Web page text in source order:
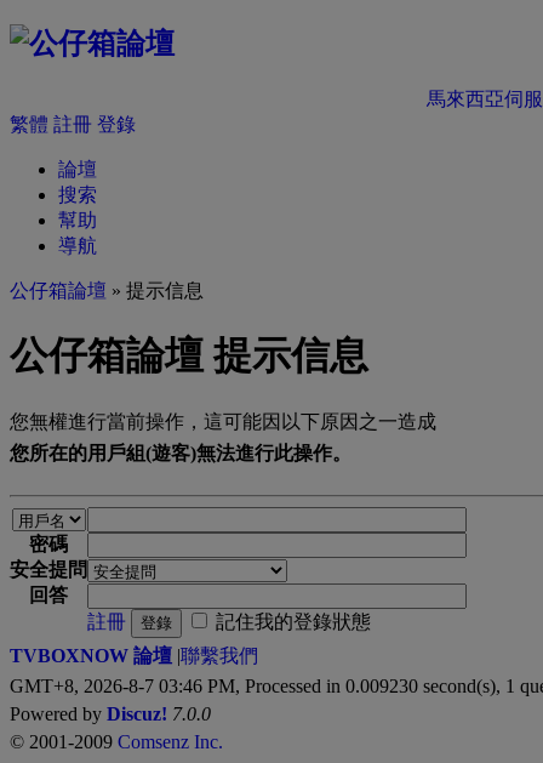
馬來西亞伺
繁體 註冊 登錄
論壇
搜索
幫助
導航
公仔箱論壇 » 提示信息
公仔箱論壇 提示信息
您無權進行當前操作，這可能因以下原因之一造成
您所在的用戶組(遊客)無法進行此操作。
密碼
安全提問
回答
註冊
登錄
記住我的登錄狀態
TVBOXNOW 論壇 |聯繫我們
GMT+8, 2026-8-7 03:46 PM, Processed in 0.009230 second(s), 1
Powered by Discuz! 7.0.0
© 2001-2009 Comsenz Inc.